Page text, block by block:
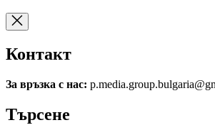
Контакт
За връзка с нас:
Търсене